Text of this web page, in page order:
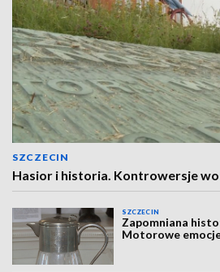
SZCZECIN
Hasior i historia. Kontrowersje
SZCZECIN
Zapomniana
Motorowe